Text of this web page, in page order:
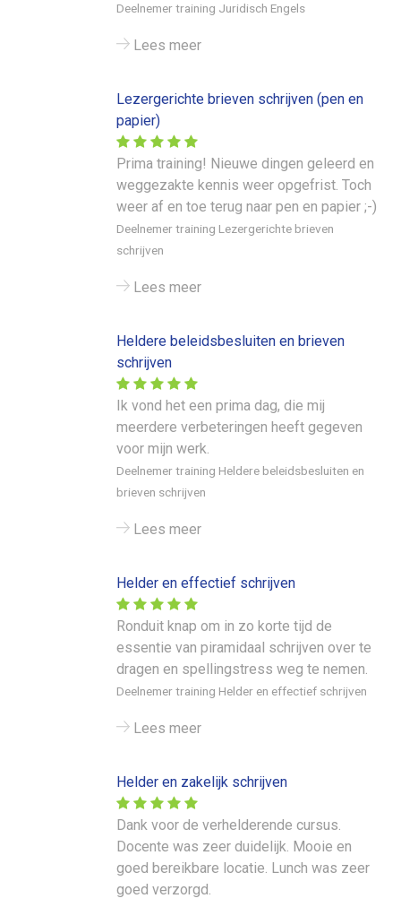
Deelnemer training Juridisch Engels
Lees meer
Lezergerichte brieven schrijven (pen en
papier)
Prima training! Nieuwe dingen geleerd en
weggezakte kennis weer opgefrist. Toch
weer af en toe terug naar pen en papier ;-)
Deelnemer training Lezergerichte brieven
schrijven
Lees meer
Heldere beleidsbesluiten en brieven
schrijven
Ik vond het een prima dag, die mij
meerdere verbeteringen heeft gegeven
voor mijn werk.
Deelnemer training Heldere beleidsbesluiten en
brieven schrijven
Lees meer
Helder en effectief schrijven
Ronduit knap om in zo korte tijd de
essentie van piramidaal schrijven over te
dragen en spellingstress weg te nemen.
Deelnemer training Helder en effectief schrijven
Lees meer
Helder en zakelijk schrijven
Dank voor de verhelderende cursus.
Docente was zeer duidelijk. Mooie en
goed bereikbare locatie. Lunch was zeer
goed verzorgd.